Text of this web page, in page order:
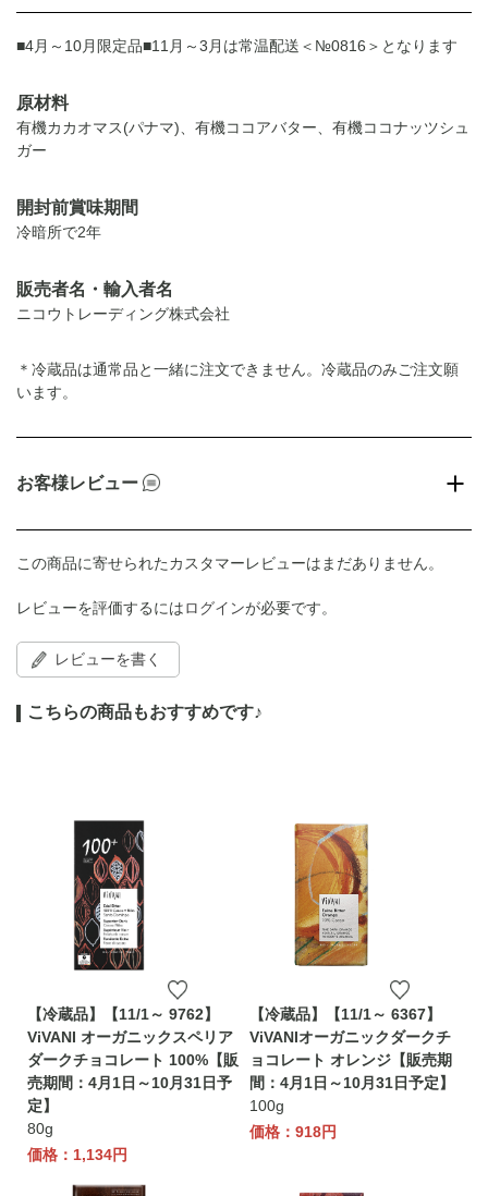
■4月～10月限定品■11月～3月は常温配送＜№0816＞となります
原材料
有機カカオマス(パナマ)、有機ココアバター、有機ココナッツシュ
ガー
開封前賞味期間
冷暗所で2年
販売者名・輸入者名
ニコウトレーディング株式会社
＊冷蔵品は通常品と一緒に注文できません。冷蔵品のみご注文願
います。
お客様レビュー
この商品に寄せられたカスタマーレビューはまだありません。
レビューを評価するにはログインが必要です。
レビューを書く
こちらの商品もおすすめです♪
【冷蔵品】【11/1～ 9762】
ViVANI オーガニックスペリア
ダークチョコレート 100%【販
売期間：4月1日～10月31日予
定】
80g
価格：1,134円
【冷蔵品】【11/1～ 6367】
ViVANIオーガニックダークチ
ョコレート オレンジ【販売期
間：4月1日～10月31日予定】
100g
価格：918円